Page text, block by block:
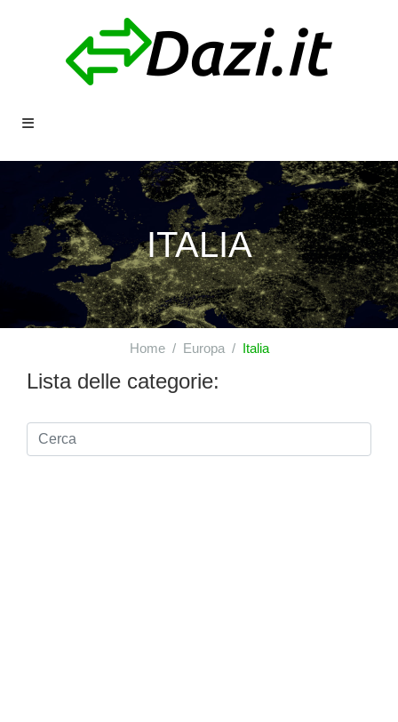
ITALIA
Home Europa Italia
Lista delle categorie: